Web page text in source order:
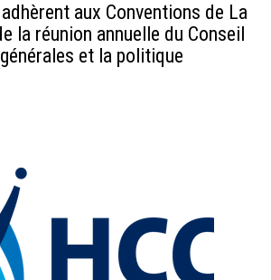
aux Conventions de La
la réunion annuelle du Conseil
et la politique